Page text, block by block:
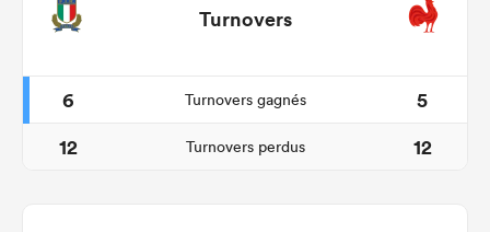
Turnovers
6 Turnovers gagnés
5
12
Turnovers perdus 12